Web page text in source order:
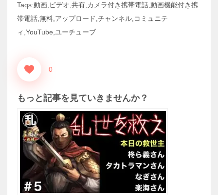
Taqs:動画,ビデオ,共有,カメラ付き携帯電話,動画機能付き携
帯電話,無料,アップロード,チャンネル,コミュニテ
ィ,YouTube,ユーチューブ
0
もっと記事を見ていきませんか？